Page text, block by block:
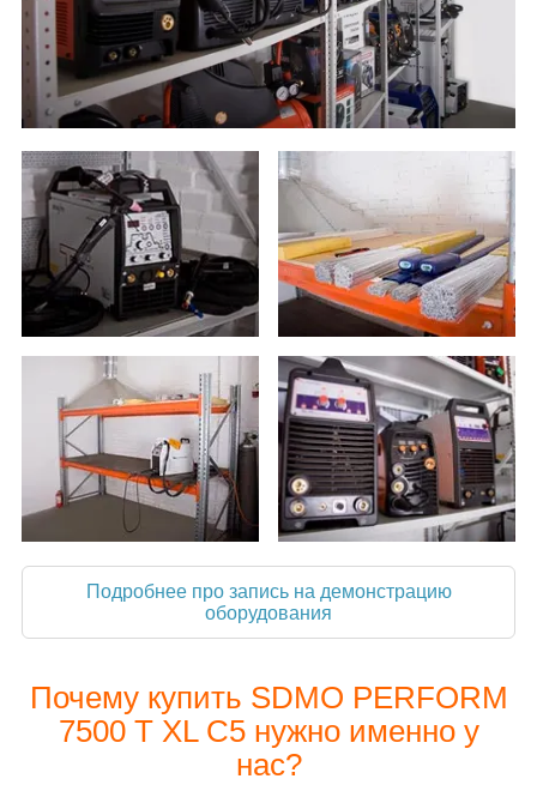
Подробнее про запись на демонстрацию
оборудования
Почему купить SDMO PERFORM
7500 T XL C5 нужно именно у
нас?